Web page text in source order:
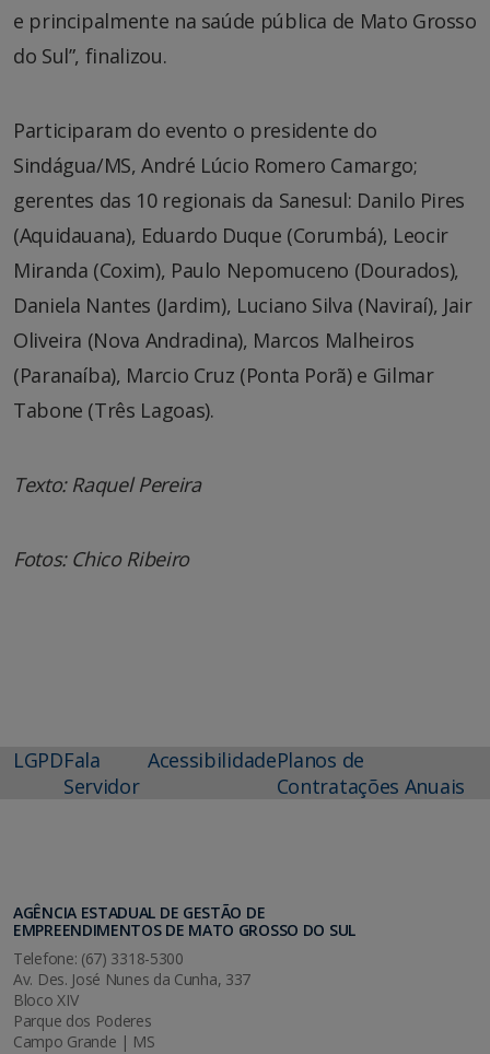
e principalmente na saúde pública de Mato Grosso
do Sul”, finalizou.
Participaram do evento o presidente do
Sindágua/MS, André Lúcio Romero Camargo;
gerentes das 10 regionais da Sanesul: Danilo Pires
(Aquidauana), Eduardo Duque (Corumbá), Leocir
Miranda (Coxim), Paulo Nepomuceno (Dourados),
Daniela Nantes (Jardim), Luciano Silva (Naviraí), Jair
Oliveira (Nova Andradina), Marcos Malheiros
(Paranaíba), Marcio Cruz (Ponta Porã) e Gilmar
Tabone (Três Lagoas).
Texto: Raquel Pereira
Fotos: Chico Ribeiro
LGPDFala
Servidor
AcessibilidadePlanos de
Contratações Anuais
AGÊNCIA ESTADUAL DE GESTÃO DE
EMPREENDIMENTOS DE MATO GROSSO DO SUL
Telefone: (67) 3318-5300
Av. Des. José Nunes da Cunha, 337
Bloco XIV
Parque dos Poderes
Campo Grande | MS